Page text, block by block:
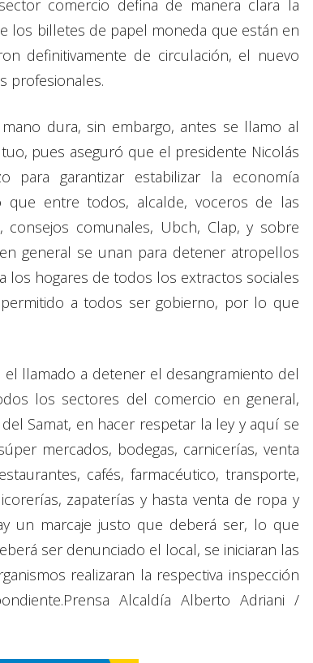
comercio defina de manera clara la
los billetes de papel moneda que están en
definitivamente de circulación, el nuevo
profesionales.
dura, sin embargo, antes se llamo al
pues aseguró que el presidente Nicolás
para garantizar estabilizar la economía
que entre todos, alcalde, voceros de las
consejos comunales, Ubch, Clap, y sobre
general se unan para detener atropellos
los hogares de todos los extractos sociales
a todos ser gobierno, por lo que
llamado a detener el desangramiento del
los sectores del comercio en general,
Samat, en hacer respetar la ley y aquí se
mercados, bodegas, carnicerías, venta
cafés, farmacéutico, transporte,
zapaterías y hasta venta de ropa y
un marcaje justo que deberá ser, lo que
ser denunciado el local, se iniciaran las
realizaran la respectiva inspección
Alcaldía Alberto Adriani /